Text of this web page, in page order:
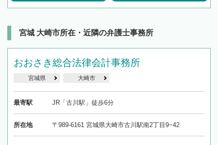
宮城 大崎市所在・近隣の弁護士事務所
おおさき総合法律会計事務所
宮城県 大崎市
最寄駅 JR「古川駅」徒歩6分
所在地 〒989-6161 宮城県大崎市古川駅南2丁目9−42